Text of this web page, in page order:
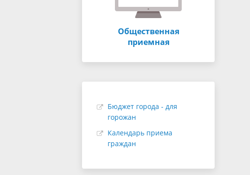
Общественная
приемная
Бюджет города - для
горожан
Календарь приема
граждан